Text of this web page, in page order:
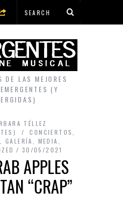
DE LAS MEJORES
(Y
TÉLLEZ
CONCIERTOS
GALERÍA MEDIA
30/05/2021
APPLES
“CRAP”